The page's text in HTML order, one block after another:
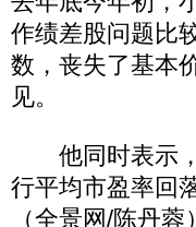
作绩差股问题比
数，丧失了基本
见。
他同时表示，
行平均市盈率回
（全景网/陈丹蓉）